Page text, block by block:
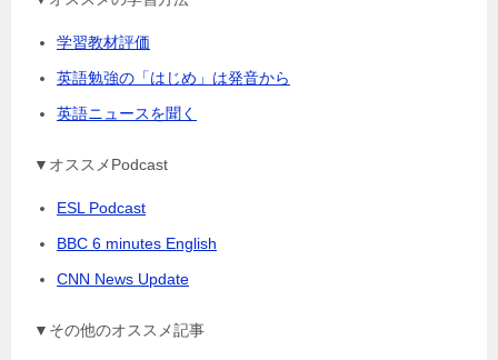
学習教材評価
英語勉強の「はじめ」は発音から
英語ニュースを聞く
▼オススメPodcast
ESL Podcast
BBC 6 minutes English
CNN News Update
▼その他のオススメ記事